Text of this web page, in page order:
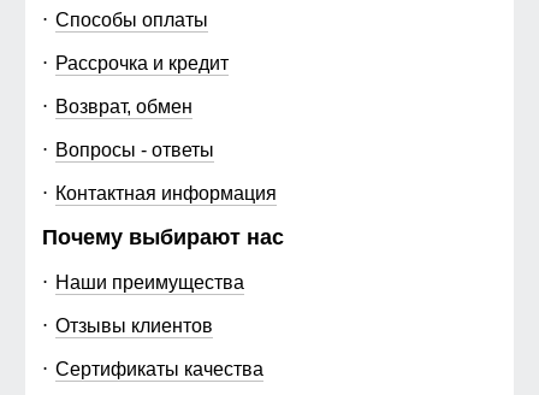
Способы оплаты
Рассрочка и кредит
Возврат, обмен
Вопросы - ответы
Контактная информация
Почему выбирают нас
Наши преимущества
Отзывы клиентов
Сертификаты качества